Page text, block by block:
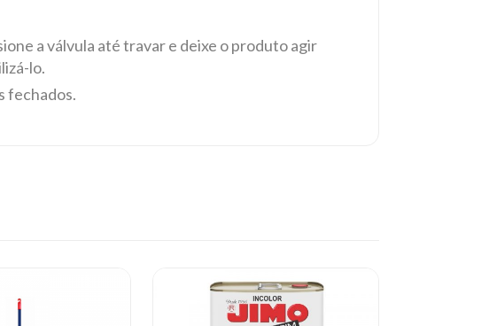
a válvula até travar e deixe o produto agir
lo.
fechados.